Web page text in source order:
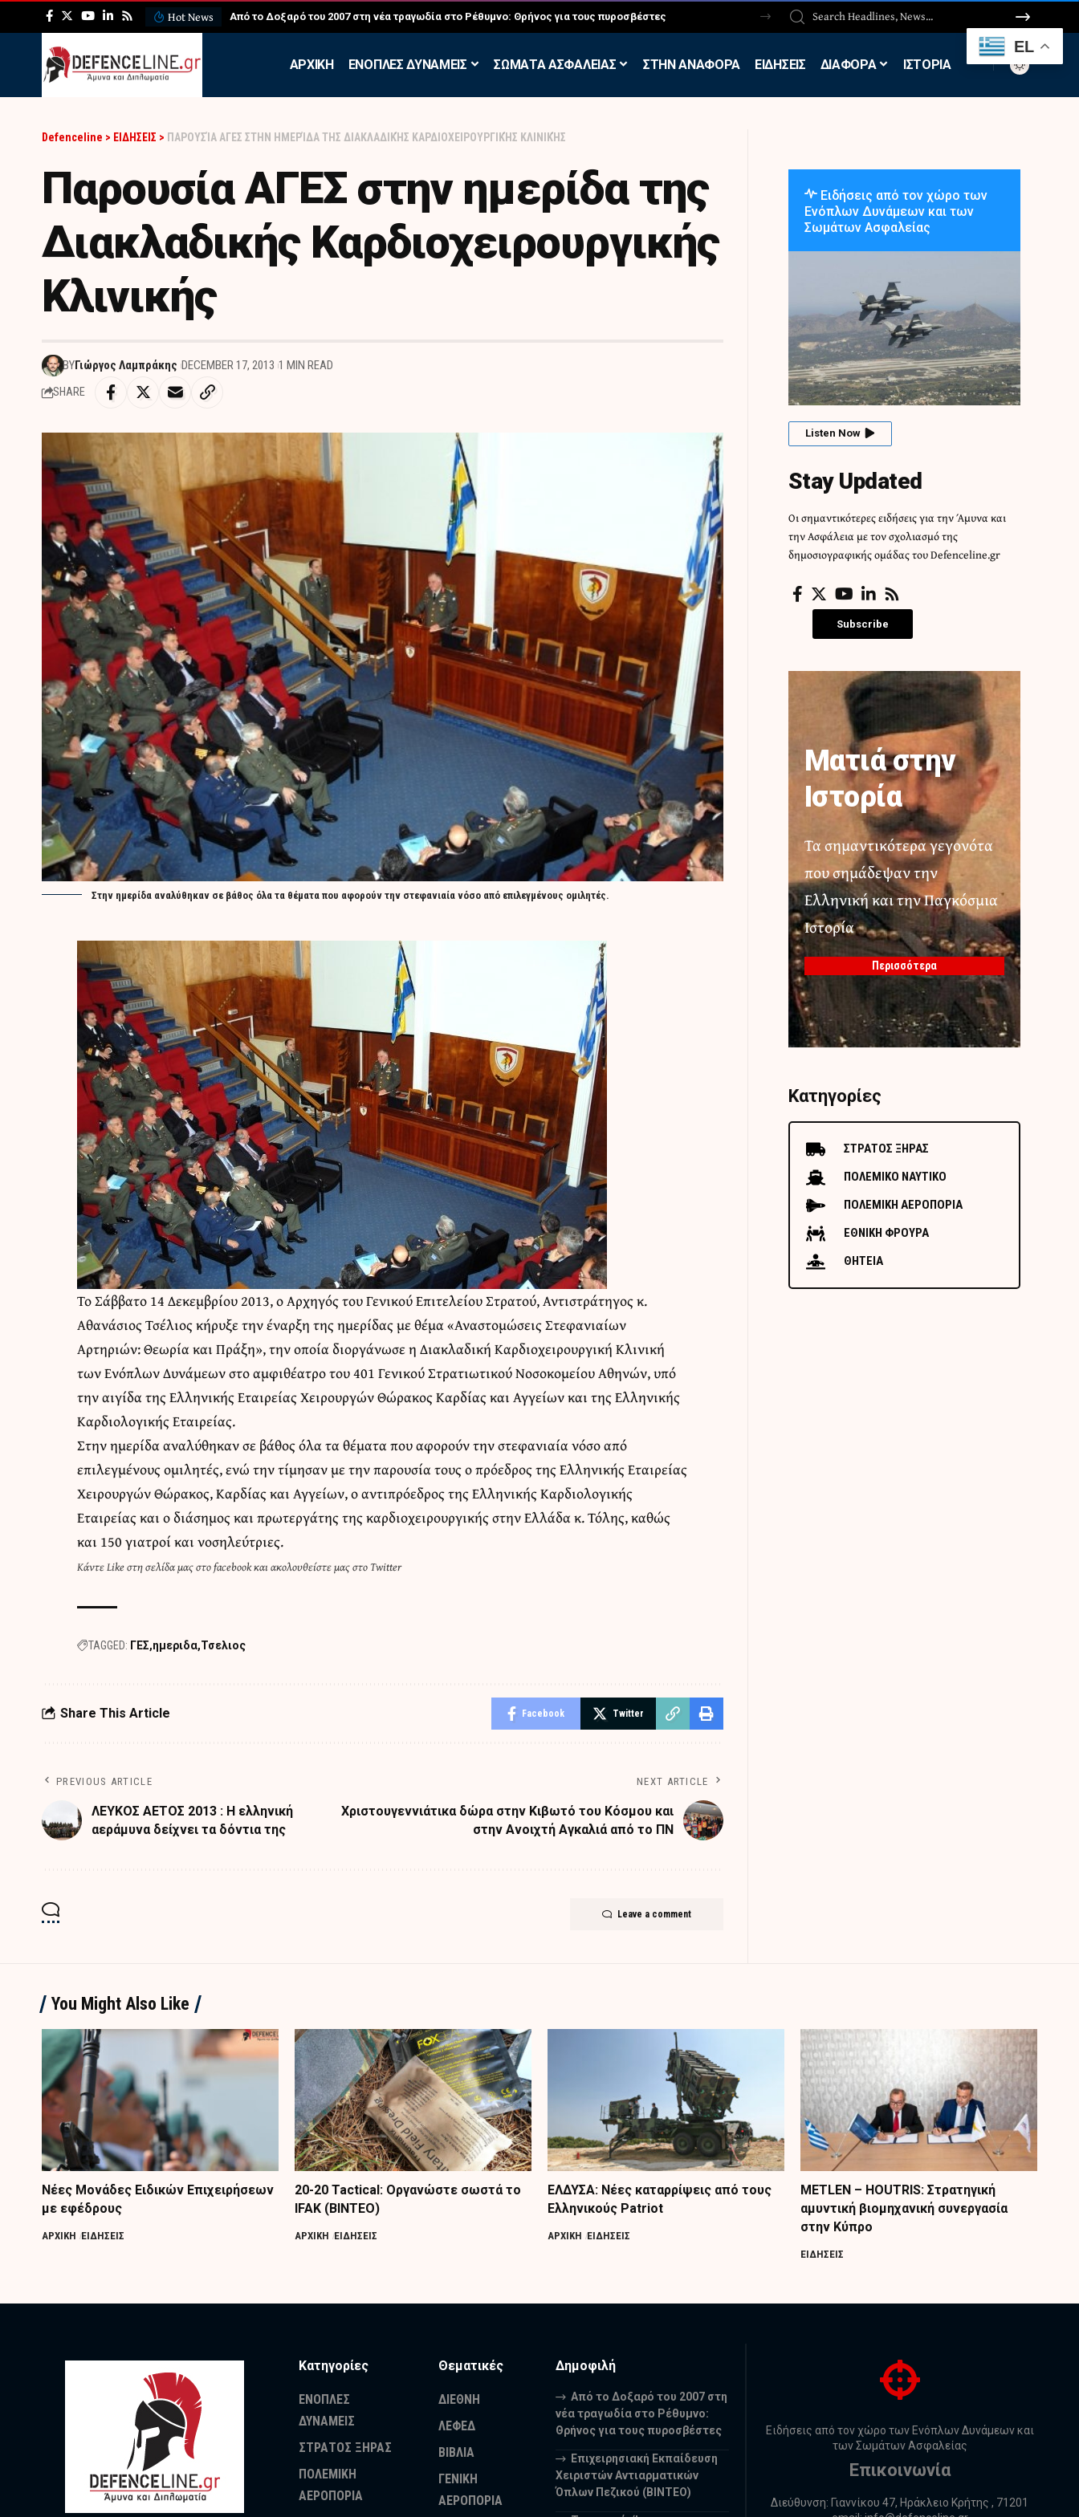
Hot News ΛΕΦΕΔ: Η εντυπωσιακή άσκηση των Εθελοντών Εφέδρων στον Έβρο
APXIKH ΕΝΟΠΛΕΣ ΔΥΝΑΜΕΙΣ ΣΩΜΑΤΑ ΑΣΦΑΛΕΙΑΣ ΣΤΗΝ ΑΝΑΦΟΡΑ ΕΙΔΗΣΕΙΣ ΔΙΑΦΟΡΑ ΙΣΤΟΡΙΑ
Defenceline > ΕΙΔΗΣΕΙΣ > ΠΑΡΟΥΣΊΑ ΑΓΕΣ ΣΤΗΝ ΗΜΕΡΊΔΑ ΤΗΣ ΔΙΑΚΛΑΔΙΚΉΣ ΚΑΡΔΙΟΧΕΙΡΟΥΡΓΙΚΉΣ ΚΛΙΝΙΚΉΣ
Παρουσία ΑΓΕΣ στην ημερίδα της
Διακλαδικής Καρδιοχειρουργικής
Κλινικής
BYΓιώργος Λαμπράκης DECEMBER 17, 2013 1 MIN READ
SHARE
Στην ημερίδα αναλύθηκαν σε βάθος όλα τα θέματα που αφορούν την στεφανιαία νόσο από επιλεγμένους ομιλητές.
Το Σάββατο 14 Δεκεμβρίου 2013, ο Αρχηγός του Γενικού Επιτελείου Στρατού, Αντιστράτηγος κ.
Αθανάσιος Τσέλιος κήρυξε την έναρξη της ημερίδας με θέμα «Αναστομώσεις Στεφανιαίων
Αρτηριών: Θεωρία και Πράξη», την οποία διοργάνωσε η Διακλαδική Καρδιοχειρουργική Κλινική
των Ενόπλων Δυνάμεων στο αμφιθέατρο του 401 Γενικού Στρατιωτικού Νοσοκομείου Αθηνών, υπό
την αιγίδα της Ελληνικής Εταιρείας Χειρουργών Θώρακος Καρδίας και Αγγείων και της Ελληνικής
Καρδιολογικής Εταιρείας.
Στην ημερίδα αναλύθηκαν σε βάθος όλα τα θέματα που αφορούν την στεφανιαία νόσο από
επιλεγμένους ομιλητές, ενώ την τίμησαν με την παρουσία τους ο πρόεδρος της Ελληνικής Εταιρείας
Χειρουργών Θώρακος, Καρδίας και Αγγείων, ο αντιπρόεδρος της Ελληνικής Καρδιολογικής
Εταιρείας και ο διάσημος και πρωτεργάτης της καρδιοχειρουργικής στην Ελλάδα κ. Τόλης, καθώς
και 150 γιατροί και νοσηλεύτριες.
ΚάντεLike στη σελίδα μας στο facebookκαιακολουθείστε μας στο Twitter
TAGGED: ΓΕΣ ημεριδα Τσελιος
Share This Article Facebook Twitter
PREVIOUS ARTICLE
ΛΕΥΚΟΣ ΑΕΤΟΣ 2013 : H ελληνική
αεράμυνα δείχνει τα δόντια της
NEXT ARTICLE
Χριστουγεννιάτικα δώρα στην Κιβωτό του Κόσμου και
στην Ανοιχτή Αγκαλιά από το ΠΝ
Leave a comment
Ειδήσεις από τον χώρο των
Ενόπλων Δυνάμεων και των
Σωμάτων Ασφαλείας
Listen Now
Stay Updated
Οι σημαντικότερες ειδήσεις για την Άμυνα και
την Ασφάλεια με τον σχολιασμό της
δημοσιογραφικής ομάδας του Defenceline.gr
Subscribe
Ματιά στην
Ιστορία
Τα σημαντικότερα γεγονότα
που σημάδεψαν την
Ελληνική και την Παγκόσμια
Ιστορία
Περισσότερα
Κατηγορίες
ΣΤΡΑΤΟΣ ΞΗΡΑΣ
ΠΟΛΕΜΙΚΟ ΝΑΥΤΙΚΟ
ΠΟΛΕΜΙΚΗ ΑΕΡΟΠΟΡΙΑ
ΕΘΝΙΚΗ ΦΡΟΥΡΑ
ΘΗΤΕΙΑ
You Might Also Like
Nέες Μονάδες Ειδικών Επιχειρήσεων
με εφέδρους
ΑΡΧΙΚΗ ΕΙΔΗΣΕΙΣ
20-20 Tactical: Οργανώστε σωστά το
IFAK (ΒΙΝΤΕΟ)
ΑΡΧΙΚΗ ΕΙΔΗΣΕΙΣ
ΕΛΔΥΣΑ: Νέες καταρρίψεις από τους
Ελληνικούς Patriot
ΑΡΧΙΚΗ ΕΙΔΗΣΕΙΣ
METLEN – HOUTRIS: Στρατηγική
αμυντική βιομηχανική συνεργασία
στην Κύπρο
ΕΙΔΗΣΕΙΣ
Κατηγορίες
ΕΝΟΠΛΕΣ
ΔΥΝΑΜΕΙΣ
ΣΤΡΑΤΟΣ ΞΗΡΑΣ
ΠΟΛΕΜΙΚΗ
ΑΕΡΟΠΟΡΙΑ
Θεματικές
ΔΙΕΘΝΗ
ΛΕΦΕΔ
ΒΙΒΛΙΑ
ΓΕΝΙΚΗ
ΑΕΡΟΠΟΡΙΑ
Δημοφιλή
Από το Δοξαρό του 2007 στη
νέα τραγωδία στο Ρέθυμνο:
Θρήνος για τους πυροσβέστες
Επιχειρησιακή Εκπαίδευση
Χειριστών Αντιαρματικών
Όπλων Πεζικού (ΒΙΝΤΕΟ)
Ειδήσεις από τον χώρο των Ενόπλων Δυνάμεων και
των Σωμάτων Ασφαλείας
Επικοινωνία
Διεύθυνση: Γιαννίκου 47, Ηράκλειο Κρήτης , 71201
EL